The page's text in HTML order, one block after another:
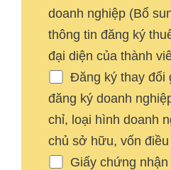
doanh nghiệp (Bổ
thông tin đăng ký
đại diện của thành
Đăng ký thay đổi
đăng ký doanh
chỉ, loại hình doanh
chủ sở hữu, vốn điều
Giấy chứng